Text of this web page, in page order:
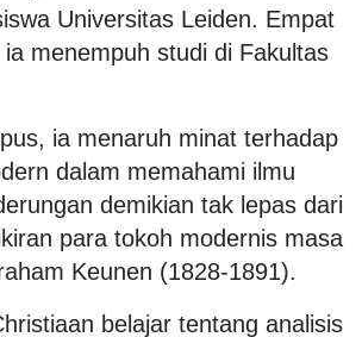
Universitas Leiden. Empat
menempuh studi di Fakultas
ia menaruh minat terhadap
dalam memahami ilmu
demikian tak lepas dari
para tokoh modernis masa
Keunen (1828-1891).
belajar tentang analisis